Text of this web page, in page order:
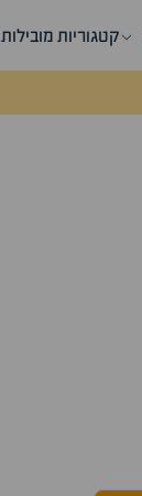
קטגוריות מובילות